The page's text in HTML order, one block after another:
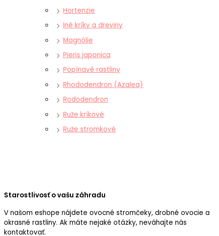
Hortenzie
Iné kríky a dreviny
Magnólie
Pieris japonica
Popínavé rastliny
Rhododendron (Azalea)
Rododendron
Ruže kríkové
Ruže stromkové
Starostlivosť o vašu záhradu
V našom eshope nájdete ovocné stromčeky, drobné ovocie a
okrasné rastliny. Ak máte nejaké otázky, neváhajte nás
kontaktovať.